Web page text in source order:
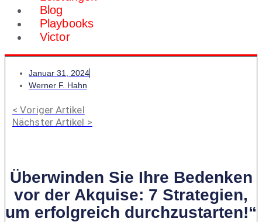
Blog
Playbooks
Victor
Januar 31, 2024
Werner F. Hahn
< Voriger Artikel
Nächster Artikel >
Überwinden Sie Ihre Bedenken
vor der Akquise: 7 Strategien,
um erfolgreich durchzustarten!“